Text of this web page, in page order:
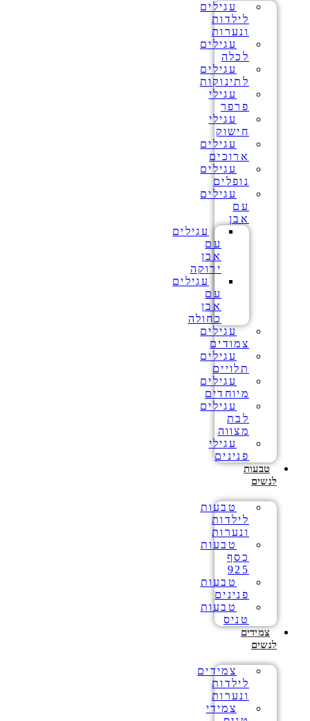
עגילים
לילדות
ונערות
עגילים
לכלה
עגילים
לתינוקות
עגילי
פרפר
עגילי
חישוק
עגילים
ארוכים
עגילים
נופלים
עגילים
עם
אבן
עגילים
עם
אבן
ירוקה
עגילים
עם
אבן
כחולה
עגילים
צמודים
עגילים
תלויים
עגילים
מיוחדים
עגילים
לבת
מצווה
עגילי
פנינים
טבעות
לנשים
טבעות
לילדות
ונערות
טבעות
כסף
925
טבעות
פנינים
טבעות
טניס
צמידים
לנשים
צמידים
לילדות
ונערות
צמידי